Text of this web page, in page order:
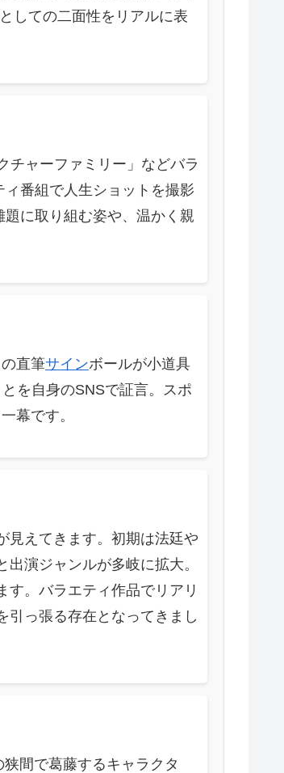
しての二面性をリアルに表
チャーファミリー」などバラ
番組で人生ショットを撮影
に取り組む姿や、温かく親
直筆サインボールが小道具
を自身のSNSで証言。スポ
幕です。
見えてきます。初期は法廷や
演ジャンルが多岐に拡大。
す。バラエティ作品でリアリ
引っ張る存在となってきまし
間で葛藤するキャラクタ